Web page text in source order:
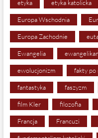
etyka etyka katolicka
Europa Wschodnia
Europa Zachodnie
Ewangelia
ewolucjonizm fakty po
fantastyka faszyzm
film Kler filozofia
Francja Francuzi